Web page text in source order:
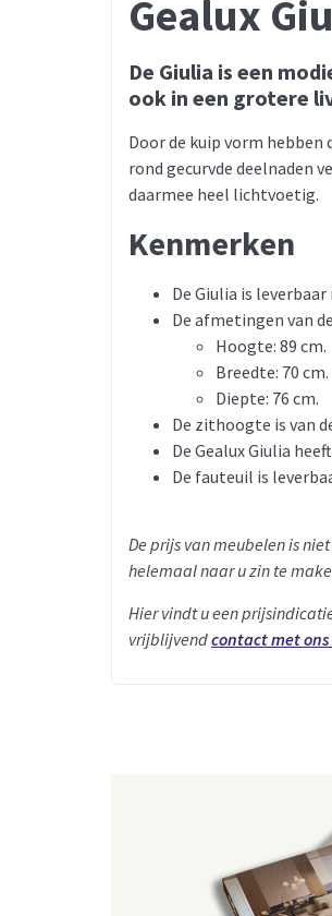
Gealux
De Giulia is een
ook in een grotere
Door de kuip vorm
rond gecurvde deelnaden
daarmee heel lichtvoetig.
Kenmerken
De Giulia is
De afmetingen van
Hoogte: 89 cm.
Breedte: 70 cm.
Diepte: 76 cm.
De zithoogte is van
De Gealux Giulia
De fauteuil is
De prijs van meubelen is
helemaal naar u zin te
Hier vindt u een
vrijblijvendcontact met